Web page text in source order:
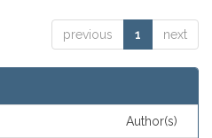
previous 1 next
Author(s)